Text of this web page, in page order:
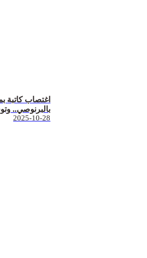
اغتصاب كاتبة
بالبرنوصي..
2025-10-28